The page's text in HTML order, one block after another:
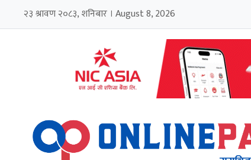
२३ श्रावण २०८३, शनिबार । August 8, 2026